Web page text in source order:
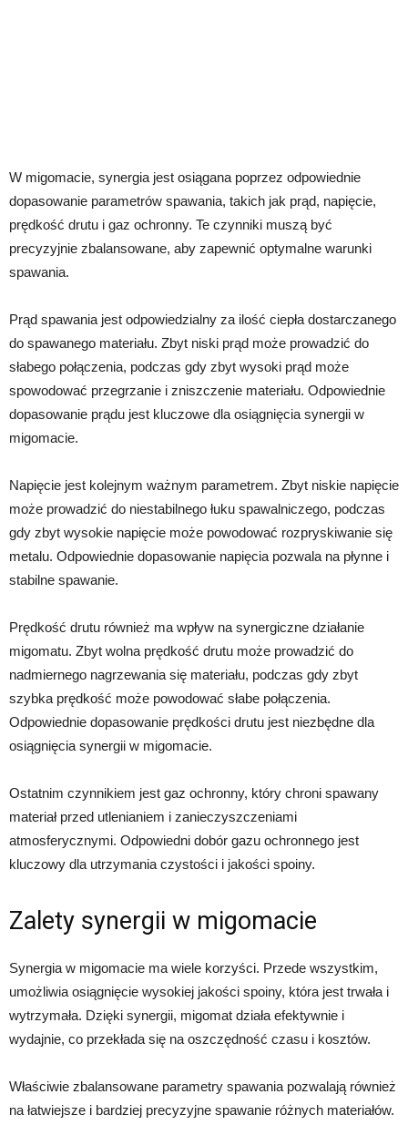
W migomacie, synergia jest osiągana poprzez odpowiednie
dopasowanie parametrów spawania, takich jak prąd, napięcie,
prędkość drutu i gaz ochronny. Te czynniki muszą być
precyzyjnie zbalansowane, aby zapewnić optymalne warunki
spawania.
Prąd spawania jest odpowiedzialny za ilość ciepła dostarczanego
do spawanego materiału. Zbyt niski prąd może prowadzić do
słabego połączenia, podczas gdy zbyt wysoki prąd może
spowodować przegrzanie i zniszczenie materiału. Odpowiednie
dopasowanie prądu jest kluczowe dla osiągnięcia synergii w
migomacie.
Napięcie jest kolejnym ważnym parametrem. Zbyt niskie napięcie
może prowadzić do niestabilnego łuku spawalniczego, podczas
gdy zbyt wysokie napięcie może powodować rozpryskiwanie się
metalu. Odpowiednie dopasowanie napięcia pozwala na płynne i
stabilne spawanie.
Prędkość drutu również ma wpływ na synergiczne działanie
migomatu. Zbyt wolna prędkość drutu może prowadzić do
nadmiernego nagrzewania się materiału, podczas gdy zbyt
szybka prędkość może powodować słabe połączenia.
Odpowiednie dopasowanie prędkości drutu jest niezbędne dla
osiągnięcia synergii w migomacie.
Ostatnim czynnikiem jest gaz ochronny, który chroni spawany
materiał przed utlenianiem i zanieczyszczeniami
atmosferycznymi. Odpowiedni dobór gazu ochronnego jest
kluczowy dla utrzymania czystości i jakości spoiny.
Zalety synergii w migomacie
Synergia w migomacie ma wiele korzyści. Przede wszystkim,
umożliwia osiągnięcie wysokiej jakości spoiny, która jest trwała i
wytrzymała. Dzięki synergii, migomat działa efektywnie i
wydajnie, co przekłada się na oszczędność czasu i kosztów.
Właściwie zbalansowane parametry spawania pozwalają również
na łatwiejsze i bardziej precyzyjne spawanie różnych materiałów.